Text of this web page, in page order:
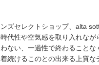
ズセレクトショップ、alta
代性や空気感を取り入れなが
ない、一過性で終わることな
続けるこのとの出来る上質な